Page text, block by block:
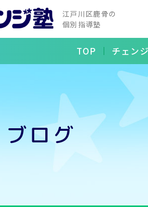
江戸川区鹿骨の
個別指導塾
TOP チェン
ブログ